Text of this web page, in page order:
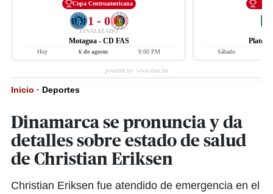
Copa Centroamericana
1 - 0
FINALIZADO
Motagua - CD FAS
Hoy 6 de agosto 9:00 PM Sábado
Inicio · Deportes
Dinamarca se pronuncia y da
detalles sobre estado de salud
de Christian Eriksen
Christian Eriksen fue atendido de emergencia en el